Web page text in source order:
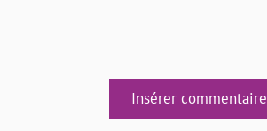
Insérer commentaire